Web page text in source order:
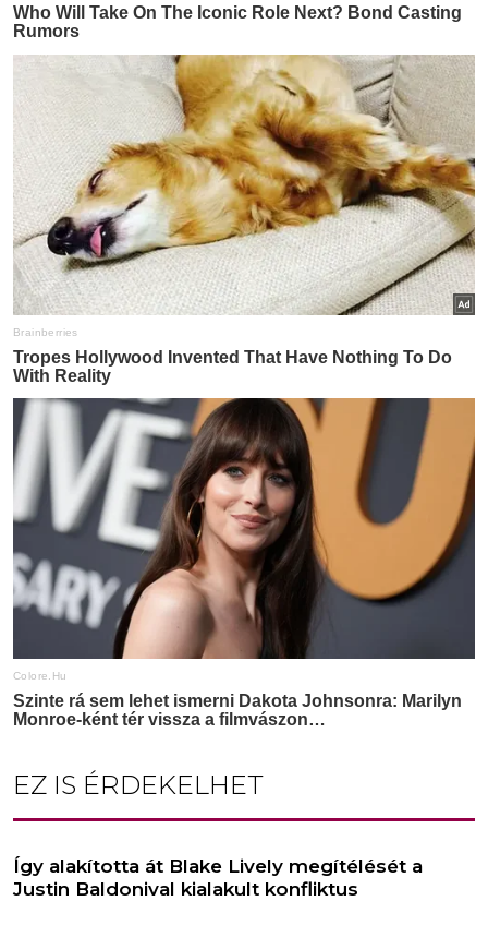
EZ IS ÉRDEKELHET
Így alakította át Blake Lively megítélését a
Justin Baldonival kialakult konfliktus